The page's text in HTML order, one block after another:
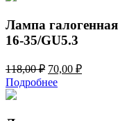
Лампа
16-35/GU5.3
118,00₽ Первоначальная
цена
составляла
70,00 ₽Текущая
Подробнее